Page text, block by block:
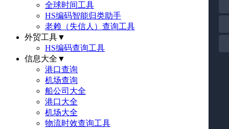
全球时间工具
HS编码智能归类助手
老赖（失信人）查询工具
外贸工具▼
HS编码查询工具
信息大全 ▼
港口查询
机场查询
船公司大全
港口大全
机场大全
物流时效查询工具